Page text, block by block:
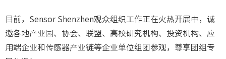
目前，Sensor Shenzhen观众组织工作正在火热开展中，诚
邀各地产业园、协会、联盟、高校研究机构、投资机构、应
用端企业和传感器产业链等企业单位组团参观，尊享团组专